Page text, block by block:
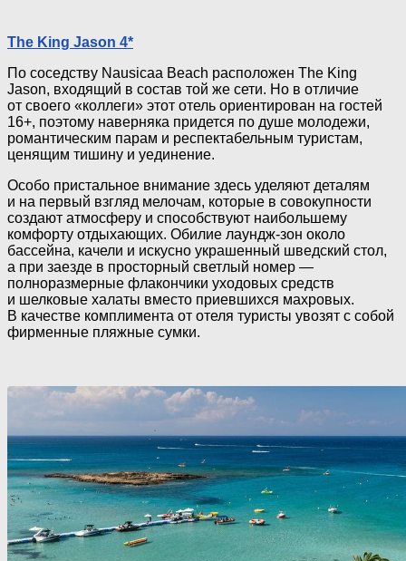
The King Jason 4*
По соседству Nausicaa Beach расположен The King
Jason, входящий в состав той же сети. Но в отличие
от своего «коллеги» этот отель ориентирован на гостей
16+, поэтому наверняка придется по душе молодежи,
романтическим парам и респектабельным туристам,
ценящим тишину и уединение.
Особо пристальное внимание здесь уделяют деталям
и на первый взгляд мелочам, которые в совокупности
создают атмосферу и способствуют наибольшему
комфорту отдыхающих. Обилие лаундж-зон около
бассейна, качели и искусно украшенный шведский стол,
а при заезде в просторный светлый номер —
полноразмерные флакончики уходовых средств
и шелковые халаты вместо приевшихся махровых.
В качестве комплимента от отеля туристы увозят с собой
фирменные пляжные сумки.